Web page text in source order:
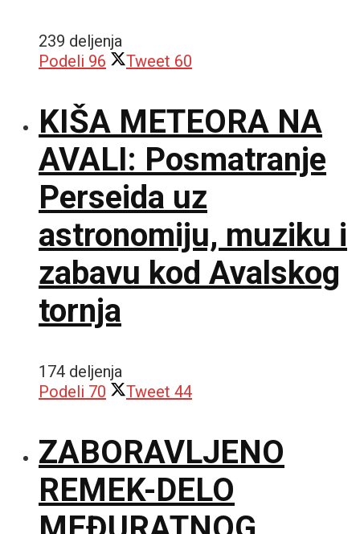
239 deljenja
Podeli 96 Tweet 60
KIŠA METEORA NA
AVALI: Posmatranje
Perseida uz
astronomiju, muziku i
zabavu kod Avalskog
tornja
174 deljenja
Podeli 70 Tweet 44
ZABORAVLJENO
REMEK-DELO